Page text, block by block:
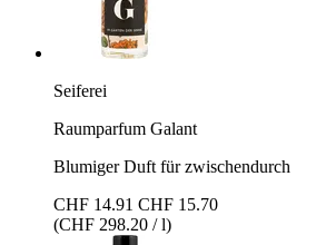
Seiferei
Raumparfum Galant
Blumiger Duft für zwischendurch
CHF 14.91 CHF 15.70
(CHF 298.20 / l)